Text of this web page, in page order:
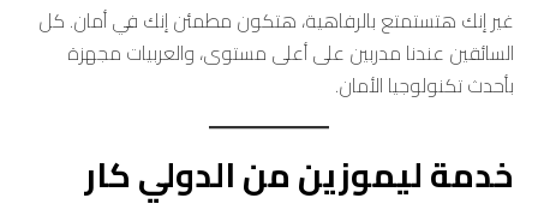
غير إنك هتستمتع بالرفاهية، هتكون مطمئن إنك في أمان. كل
السائقين عندنا مدربين على أعلى مستوى، والعربيات مجهزة
بأحدث تكنولوجيا الأمان.
خدمة ليموزين من الدولي كار